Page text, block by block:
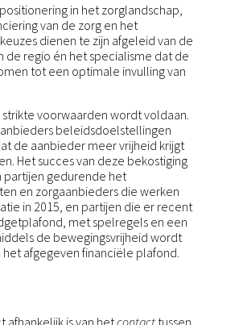
in het zorglandschap,
van de zorg en het
dienen te zijn afgeleid van de
de regio én het specialisme dat de
tot een optimale invulling van
voorwaarden wordt voldaan.
beleidsdoelstellingen
de aanbieder meer vrijheid krijgt
Het succes van deze bekostiging
partijen gedurende het
en zorgaanbieders die werken
in 2015, en partijen die er recent
met spelregels en een
de bewegingsvrijheid wordt
afgegeven financiële plafond.